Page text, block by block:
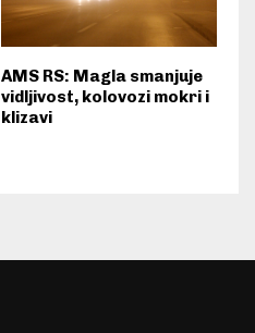
AMS RS: Magla smanjuje
vidljivost, kolovozi mokri i
klizavi